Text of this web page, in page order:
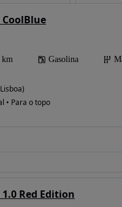
km Gasolina
• Para o topo
Red Edition